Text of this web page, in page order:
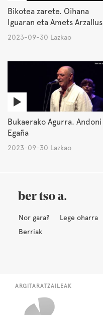
Bikotea zarete. Oihana
Iguaran eta Amets Arzallus
2023-09-30 Lazkao
Bukaerako Agurra. Andoni
Egaña
2023-09-30 Lazkao
Nor gara? Lege oharra
Berriak
ARGITARATZAILEAK